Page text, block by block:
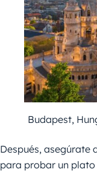
Budapest,
Después, asegúrate
para probar un